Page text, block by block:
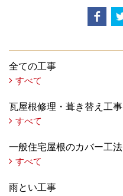
全ての工事
すべて
瓦屋根修理・葺き替え工事
すべて
一般住宅屋根のカバー工法
すべて
雨とい工事